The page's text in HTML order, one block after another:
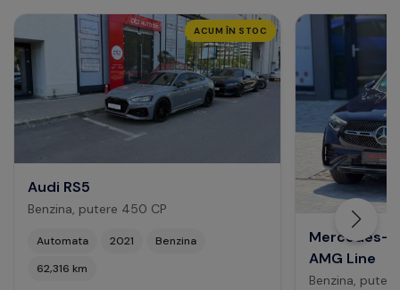
ACUM ÎN STOC
Audi RS5
Benzina, putere 450 CP
Automata 2021
Benzina
62,316 km
Mercedes-
AMG Line
Benzina,